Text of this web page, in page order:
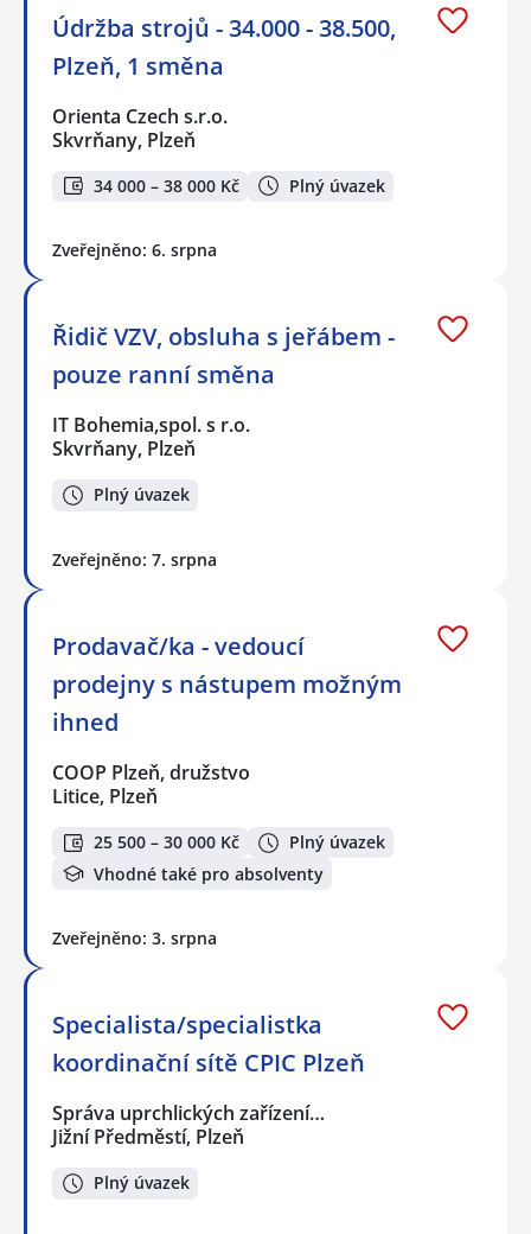
Údržba strojů - 34.000 - 38.500,
Plzeň, 1 směna
Orienta Czech s.r.o.
Skvrňany, Plzeň
34 000 – 38 000 Kč Plný úvazek
Zveřejněno: 6. srpna
Řidič VZV, obsluha s jeřábem -
pouze ranní směna
IT Bohemia,spol. s r.o.
Skvrňany, Plzeň
Plný úvazek
Zveřejněno: 7. srpna
Prodavač/ka - vedoucí
prodejny s nástupem možným
ihned
COOP Plzeň, družstvo
Litice, Plzeň
25 500 – 30 000 Kč
Plný úvazek
Vhodné také pro absolventy
Zveřejněno: 3. srpna
Specialista/specialistka
koordinační sítě CPIC Plzeň
Správa uprchlických zařízení…
Jižní Předměstí, Plzeň
Plný úvazek